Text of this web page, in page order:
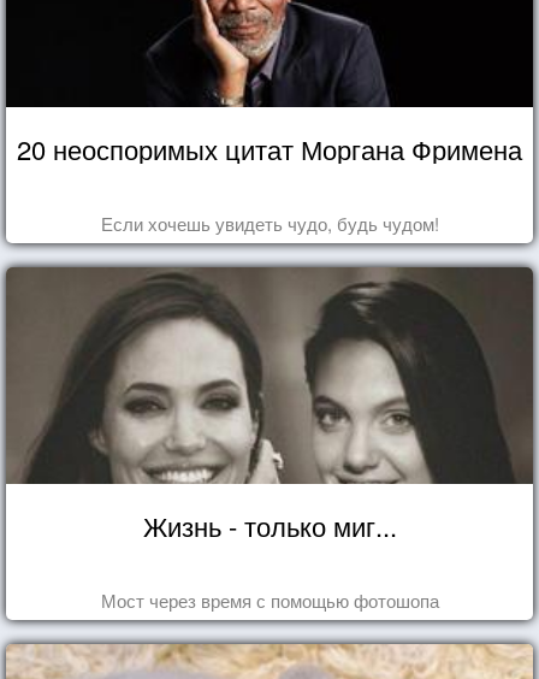
20 неоспоримых цитат Моргана Фримена
Если хочешь увидеть чудо, будь чудом!
Жизнь - только миг...
Мост через время с помощью фотошопа